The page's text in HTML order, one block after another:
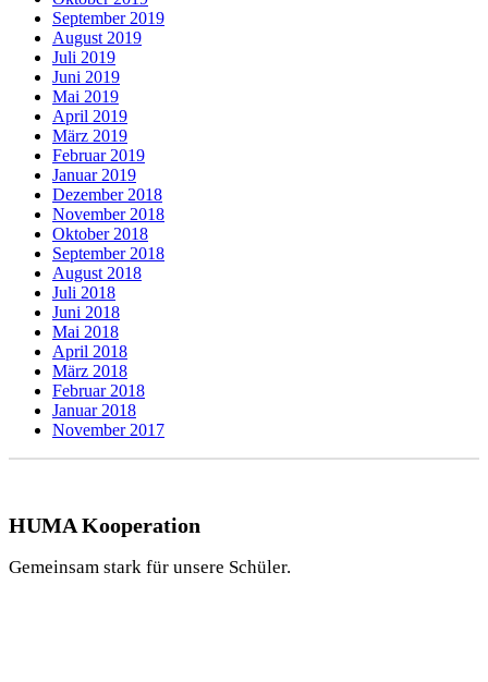
September 2019
August 2019
Juli 2019
Juni 2019
Mai 2019
April 2019
März 2019
Februar 2019
Januar 2019
Dezember 2018
November 2018
Oktober 2018
September 2018
August 2018
Juli 2018
Juni 2018
Mai 2018
April 2018
März 2018
Februar 2018
Januar 2018
November 2017
HUMA Kooperation
Gemeinsam stark für unsere Schüler.